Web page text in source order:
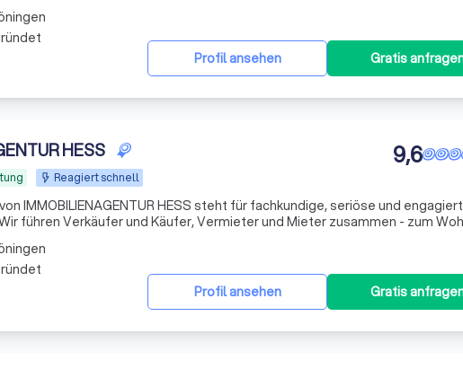
Profil ansehen Gratis
HESS
Reagiert schnell
9,6
IMMOBILIENAGENTUR HESS steht für fachkundige, seriöse und
führen Verkäufer und Käufer, Vermieter und Mieter zusammen - zum
Profil ansehen Gratis